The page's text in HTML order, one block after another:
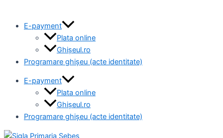
E-payment
Plata online
Ghișeul.ro
Programare ghișeu (acte identitate)
E-payment
Plata online
Ghișeul.ro
Programare ghișeu (acte identitate)